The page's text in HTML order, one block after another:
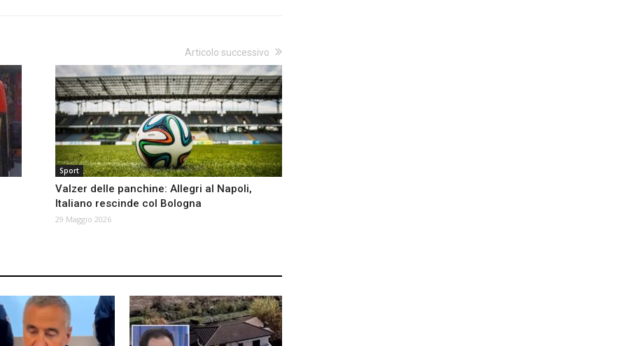
Articolo successivo
Sport
Valzer delle panchine: Allegri al Napoli,
Italiano rescinde col Bologna
29 Maggio 2026